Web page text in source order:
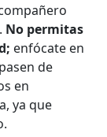
No permitas
enfócate en
de
en
ya que